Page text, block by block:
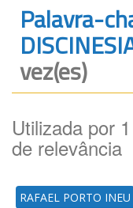
Palavra-
vez(es)
Utilizada por
de relevância
RAFAEL PORTO INEU